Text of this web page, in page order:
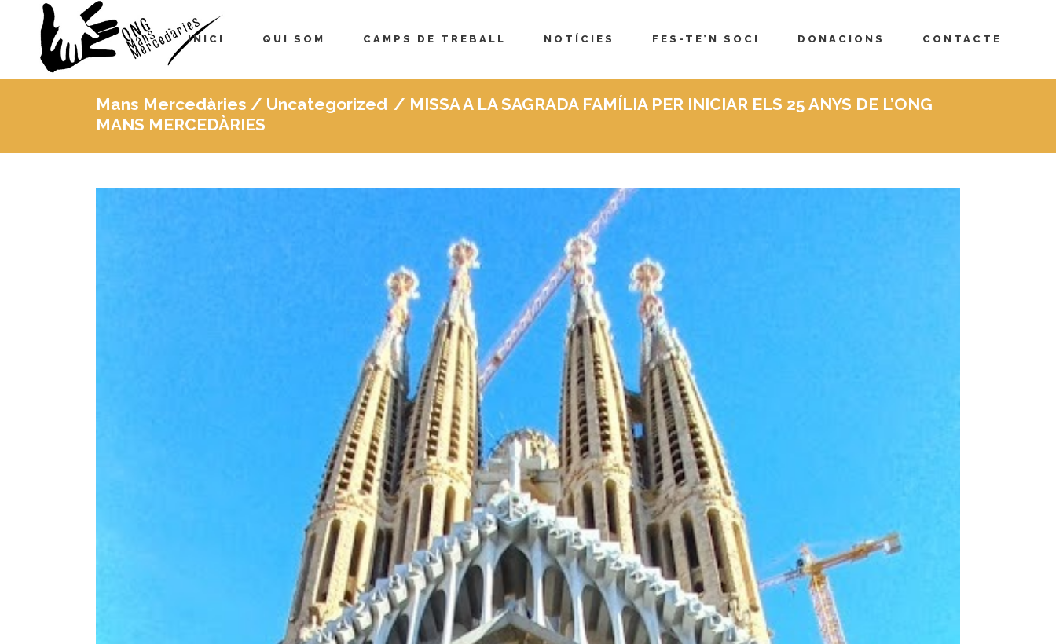
INICI QUI SOM CAMPS DE TREBALL NOTÍCIES FES-TE’N SOCI DONACIONS CONTACTE
Mans Mercedàries / Uncategorized / MISSA A LA SAGRADA FAMÍLIA PER INICIAR ELS 25 ANYS DE L’ONG
MANS MERCEDÀRIES